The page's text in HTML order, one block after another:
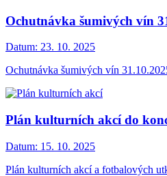
Ochutnávka šumivých vín
Datum: 23. 10. 2025
Ochutnávka šumivých vín
Plán kulturních akcí do
Datum: 15. 10. 2025
Plán kulturních akcí a fotbalových